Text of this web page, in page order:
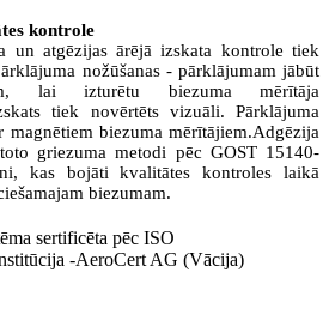
kontrole
un atgēzijas ārējā izskata kontrole tiek
nožūšanas - pārklājumam jābūt
lai izturētu biezuma mērītāja
tiek novērtēts vizuāli. Pārklājuma
magnētiem biezuma mērītājiem.Adgēzija
griezuma metodi pēc GOST 15140-
kas bojāti kvalitātes kontroles laikā
biezumam.
sertificēta pēc ISO
-AeroCert AG (Vācija)